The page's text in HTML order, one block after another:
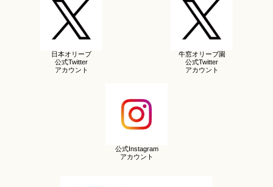
日本オリーブ
公式Twitter
アカウント
牛窓オリーブ園
公式Twitter
アカウント
公式Instagram
アカウント